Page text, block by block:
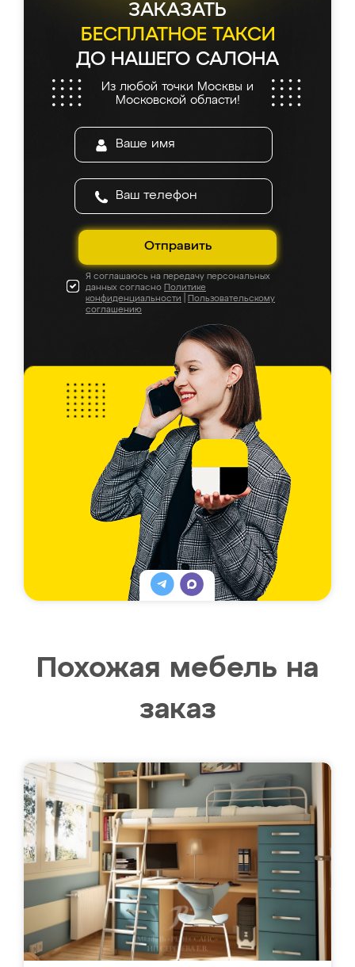
ЗАКАЗАТЬ
БЕСПЛАТНОЕ ТАКСИ
ДО НАШЕГО САЛОНА
Из любой точки Москвы и
Московской области!
Отправить
Я соглашаюсь на передачу персональных
данных согласно Политике
конфиденциальности
Пользовательскому
соглашению
Похожая мебель на
заказ